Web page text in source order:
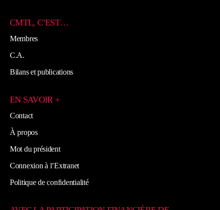
CMTL, C’EST…
Membres
C.A.
Bilans et publications
EN SAVOIR +
Contact
À propos
Mot du président
Connexion à l’Extranet
Politique de confidentialité